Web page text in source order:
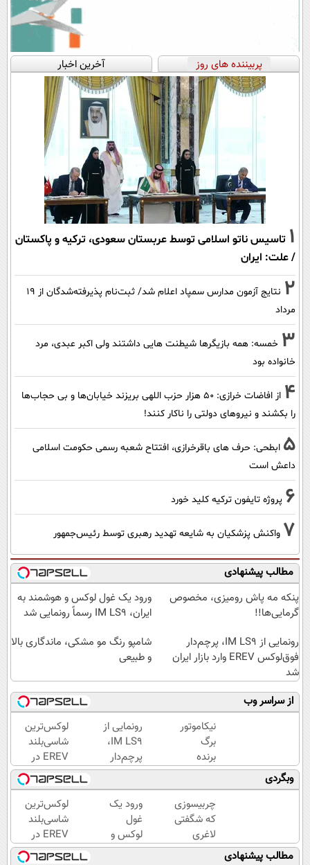
پربیننده های روز آخرین اخبار
1 تاسیس ناتو اسلامی توسط عربستان سعودی، ترکیه و پاکستان
/ علت: ایران
2
نتایج آزمون مدارس سمپاد اعلام شد/ ثبت‌نام پذیرفته‌شدگان از ۱۹
مرداد
3 خمسه: همه بازیگرها شیطنت هایی داشتند ولی اکبر عبدی، مرد
خانواده بود
4
از افاضات خرازی: ۵۰ هزار حزب اللهی بریزند خیابان‌ها و بی حجاب‌ها
را بکشند و نیرو‌های دولتی را ناکار کنند!
5 ابطحی: حرف های باقرخرازی، افتتاح شعبه رسمی حکومت اسلامی
داعش است
6 پروژه تایفون ترکیه کلید خورد
7 واکنش پزشکیان به شایعه تهدید رهبری توسط رئیس‌جمهور
مطالب پیشنهادی
پنکه مه پاش رومیزی، مخصوص
گرمایی‌ها!!
ورود یک غول لوکس و هوشمند به
ایران، IM LS9 رسماً رونمایی شد
رونمایی از IM LS9، پرچم‌دار
فوق‌لوکس EREV وارد بازار ایران
شد
شامپو رنگ مو مشکی، ماندگاری بالا
و طبیعی
از سراسر وب
نیکاموتور
برگ
برنده
جدیدش
را رو کرد،
IM LS9
رسماً
وارد بازار
ایران شد
رونمایی از
IM LS9،
پرچم‌دار
فوق‌لوکس
EREV
وارد بازار
ایران شد
لوکس‌ترین
شاسی‌بلند
EREV در
ایران،
توسط نیکا
موتور
رونمایی
شد!
وبگردی
چربیسوزی
که شگفتی
لاغری
آسان را
ورود یک
غول
لوکس و
هوشمند
لوکس‌ترین
شاسی‌بلند
EREV در
ایران،
مطالب پیشنهادی